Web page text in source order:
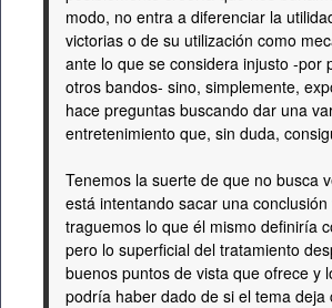
modo, no entra a diferenciar la
victorias o de su utilización como
ante lo que se considera injusto -por
otros bandos- sino, simplemente,
hace preguntas buscando dar una
entretenimiento que, sin duda,
Tenemos la suerte de que no busca
está intentando sacar una
traguemos lo que él mismo definiría
pero lo superficial del tratamiento
buenos puntos de vista que ofrece y
podría haber dado de si el tema deja